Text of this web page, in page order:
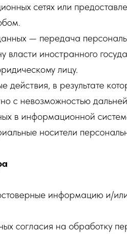
сетях или
— передача
власти иностранного
лицу.
в результате
с невозможностью
в информационной
носители
информацию и/
согласия на обработку